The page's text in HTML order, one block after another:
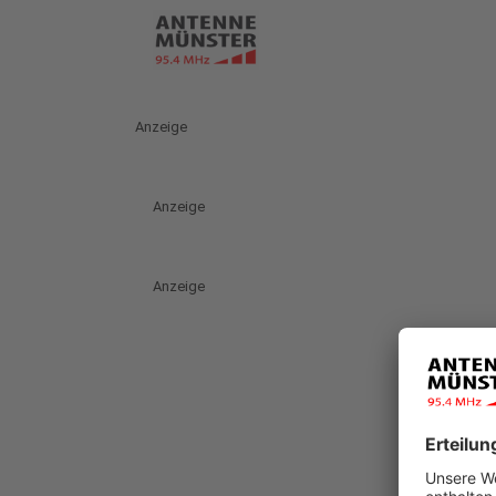
Anzeige
Anzeige
Anzeige